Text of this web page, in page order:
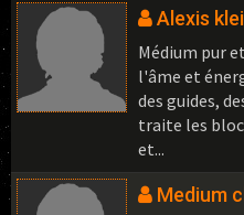
Alexis
Médium pur
l'âme et
des guides,
traite les
et...
Medium